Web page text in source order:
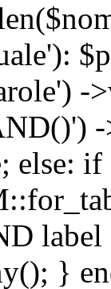
-
else:
}